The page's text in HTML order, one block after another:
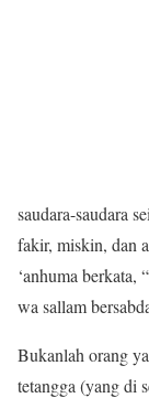
saudara-saudara
fakir, miskin, dan
‘anhuma berkata,
Bukanlah orang
tetangga (yang di